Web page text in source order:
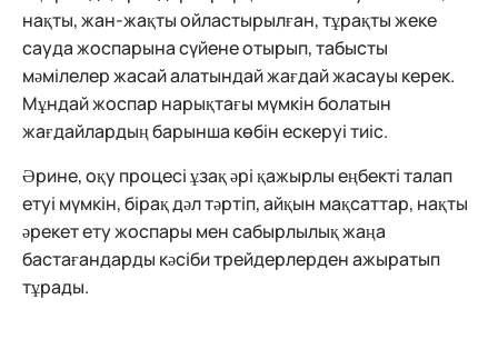
нақты, жан-жақты ойластырылған, тұрақты жеке
сауда жоспарына сүйене отырып, табысты
мәмілелер жасай алатындай жағдай жасауы керек.
Мұндай жоспар нарықтағы мүмкін болатын
жағдайлардың барынша көбін ескеруі тиіс.
Әрине, оқу процесі ұзақ әрі қажырлы еңбекті талап
етуі мүмкін, бірақ дәл тәртіп, айқын мақсаттар, нақты
әрекет ету жоспары мен сабырлылық жаңа
бастағандарды кәсіби трейдерлерден ажыратып
тұрады.